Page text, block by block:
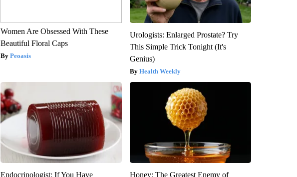
Women Are Obsessed With These
Beautiful Floral Caps
Peoasis
Urologists: Enlarged Prostate? Try
This Simple Trick Tonight (It's
Genius)
Health Weekly
Endocrinologist: If You Have Honey: The Greatest Enemy of